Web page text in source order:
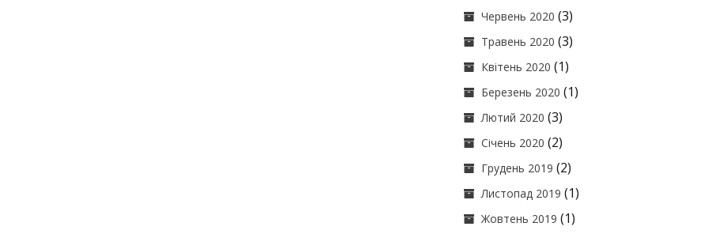
Червень 2020 (3)
Травень 2020 (3)
Квітень 2020 (1)
Березень 2020 (1)
Лютий 2020 (3)
Січень 2020 (2)
Грудень 2019 (2)
Листопад 2019 (1)
Жовтень 2019 (1)